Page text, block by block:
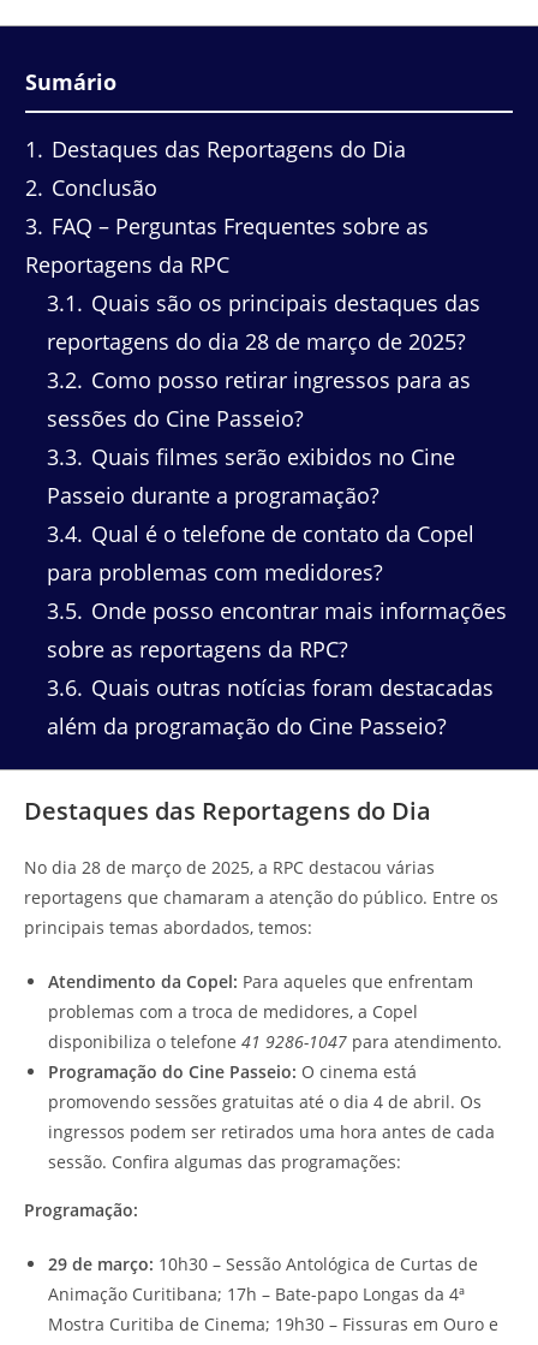
Sumário
1
Destaques das Reportagens do Dia
2 Conclusão
3 FAQ – Perguntas Frequentes sobre as
Reportagens da RPC
3.1
Quais são os principais destaques das
reportagens do dia 28 de março de 2025?
3.2 Como posso retirar ingressos para as
sessões do Cine Passeio?
3.3 Quais filmes serão exibidos no Cine
Passeio durante a programação?
3.4 Qual é o telefone de contato da Copel
para problemas com medidores?
3.5 Onde posso encontrar mais informações
sobre as reportagens da RPC?
3.6 Quais outras notícias foram destacadas
além da programação do Cine Passeio?
Destaques das Reportagens do Dia
No dia 28 de março de 2025, a RPC destacou várias
reportagens que chamaram a atenção do público. Entre os
principais temas abordados, temos:
Atendimento da Copel: Para aqueles que enfrentam
problemas com a troca de medidores, a Copel
disponibiliza o telefone 41 9286-1047 para atendimento.
Programação do Cine Passeio: O cinema está
promovendo sessões gratuitas até o dia 4 de abril. Os
ingressos podem ser retirados uma hora antes de cada
sessão. Confira algumas das programações:
Programação:
29 de março: 10h30 – Sessão Antológica de Curtas de
Animação Curitibana; 17h – Bate-papo Longas da 4ª
Mostra Curitiba de Cinema; 19h30 – Fissuras em Ouro e